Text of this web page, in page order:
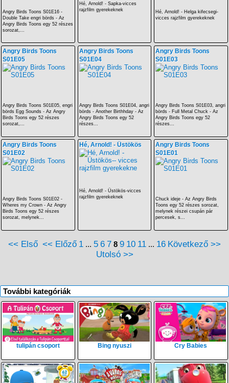
Angry Birds Toons S01E16 -
Double Take engri börds - Az
Angry Birds Toons egy 52 részes
sorozat,...
Hé, Arnold! - Sapka-vicces
rajzfilm gyerekeknek
Hé, Arnold! - Helga kifecsegi-
vicces rajzfilm gyerekeknek
Angry Birds Toons
S01E05
Angry Birds Toons S01E05, engri
börds Egg Sounds - Az Angry
Birds Toons egy 52 részes
sorozat,...
Angry Birds Toons
S01E04
Angry Birds Toons S01E04, angri
börds - Another Birthhday - Az
Angry Birds Toons egy 52
részes...
Angry Birds Toons
S01E03
Angry Birds Toons S01E03, angri
börds - Full Metal Chuck - Az
Angry Birds Toons egy 52
részes...
Angry Birds Toons
S01E02
Angry Birds Toons S01E02 -
Wheres my Crown - Az Angry
Birds Toons egy 52 részes
sorozat, melynek...
Hé, Arnold! - Üstökös
Hé, Arnold! - Üstökös-vicces
rajzfilm gyerekeknek
Angry Birds Toons
S01E01
Chuck ideje - Az Angry Birds
Toons egy 52 részes sorozat,
melynek részei csupán pár
percesek, s...
<< Első << Előző 1 ... 5 6 7 8 9 10 11 ... 16 Következő >>
Utolsó >>
További kategóriák
tulipán csoport Bing nyuszi Cry Babies